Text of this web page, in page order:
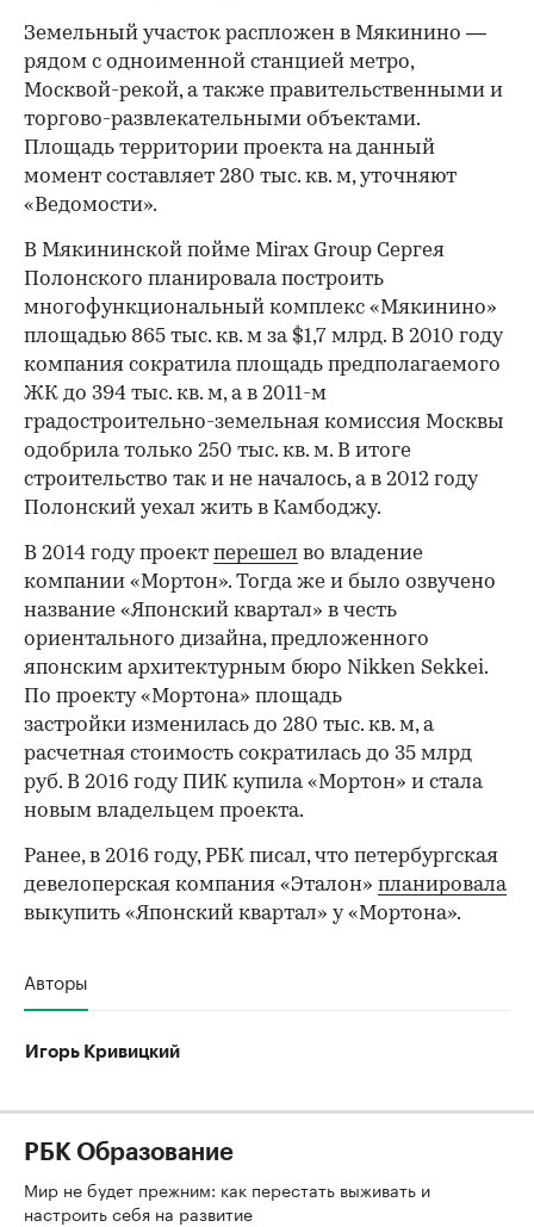
Земельный участок распложен в Мякинино —
рядом с одноименной станцией метро,
Москвой-рекой, а также правительственными и
торгово-развлекательными объектами.
Площадь территории проекта на данный
момент составляет 280 тыс. кв. м, уточняют
«Ведомости».
В Мякининской пойме Mirax Group Сергея
Полонского планировала построить
многофункциональный комплекс «Мякинино»
площадью 865 тыс. кв. м за $1,7 млрд. В 2010 году
компания сократила площадь предполагаемого
ЖК до 394 тыс. кв. м, а в 2011-м
градостроительно-земельная комиссия Москвы
одобрила только 250 тыс. кв. м. В итоге
строительство так и не началось, а в 2012 году
Полонский уехал жить в Камбоджу.
В 2014 году проект перешел во владение
компании «Мортон». Тогда же и было озвучено
название «Японский квартал» в честь
ориентального дизайна, предложенного
японским архитектурным бюро Nikken Sekkei.
По проекту «Мортона» площадь
застройки изменилась до 280 тыс. кв. м, а
расчетная стоимость сократилась до 35 млрд
руб. В 2016 году ПИК купила «Мортон» и стала
новым владельцем проекта.
Ранее, в 2016 году, РБК писал, что петербургская
девелоперская компания «Эталон» планировала
выкупить «Японский квартал» у «Мортона».
Авторы
Игорь Кривицкий
РБК Образование
Мир не будет прежним: как перестать выживать и
настроить себя на развитие